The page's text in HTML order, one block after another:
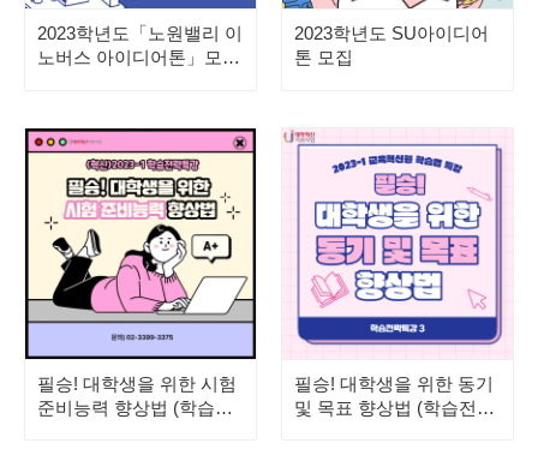
2023학년도「노원밸리 이
노버스 아이디어톤」모집
2023학년도 SU아이디어
톤 모집
필승! 대학생을 위한 시험
준비능력 향상법 (학습전
필승! 대학생을 위한 동기
및 목표 향상법 (학습전략